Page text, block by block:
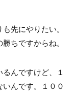
先にやりたい。
ちですからね。
んですけど、１
んです。１００